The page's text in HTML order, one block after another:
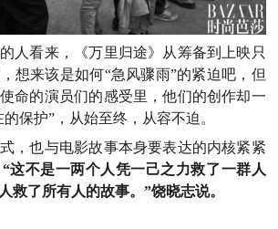
人看来，《万里归途》从筹备到上映只
想来该是如何“急风骤雨”的紧迫吧，但
命的演员们的感受里，他们的创作却一
保护”，从始至终，从容不迫。
，也与电影故事本身要表达的内核紧紧
“这不是一两个人凭一己之力救了一群人
救了所有人的故事。”饶晓志说。